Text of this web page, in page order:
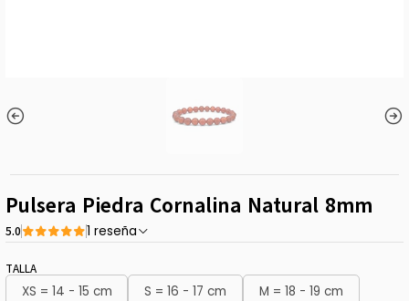
Pulsera Piedra Cornalina Natural 8mm
5.0 1 reseña
TALLA
XS = 14 - 15 cm S = 16 - 17 cm
M = 18 - 19 cm